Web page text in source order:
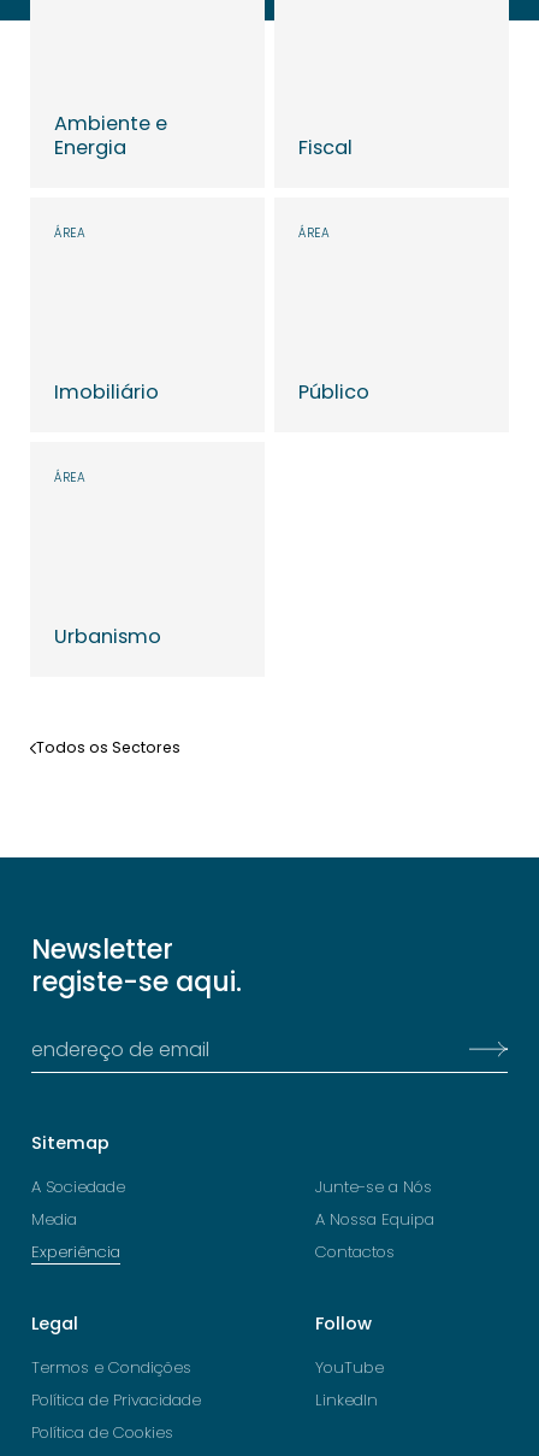
Ambiente e
Energia
Saber mais
Fiscal
Saber mais
ÁREA
Imobiliário
Saber mais
ÁREA
Público
ÁREA
Urbanismo
Todos os Sectores
Newsletter
registe-se aqui.
Sitemap
A Sociedade
Media
Experiência
Junte-se a Nós
A Nossa Equipa
Contactos
Legal
Termos e Condições
Política de Privacidade
Política de Cookies
Follow
YouTube
LinkedIn